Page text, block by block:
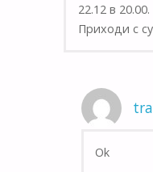
22.12 в 20.00.
Приходи с
Ok